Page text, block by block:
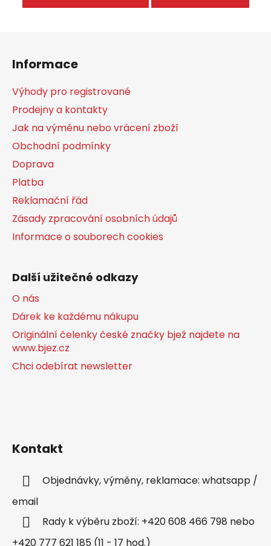
Informace
Výhody pro registrované
Prodejny a kontakty
Jak na výměnu nebo vrácení zboží
Obchodní podmínky
Doprava
Platba
Reklamační řád
Zásady zpracování osobních údajů
Informace o souborech cookies
Další užitečné odkazy
O nás
Dárek ke každému nákupu
Originální čelenky české značky bjež najdete na
www.bjez.cz
Chci odebírat newsletter
Kontakt
Objednávky, výměny, reklamace: whatsapp /
email
Rady k výběru zboží: +420 608 466 798 nebo
+420 777 621 185 (11 - 17 hod.)